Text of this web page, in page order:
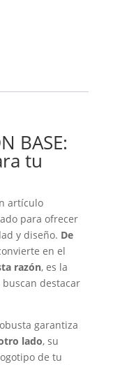
BASE:
tu
artículo
para ofrecer
y diseño. De
en el
razón, es la
destacar
garantiza
lado, su
de tu